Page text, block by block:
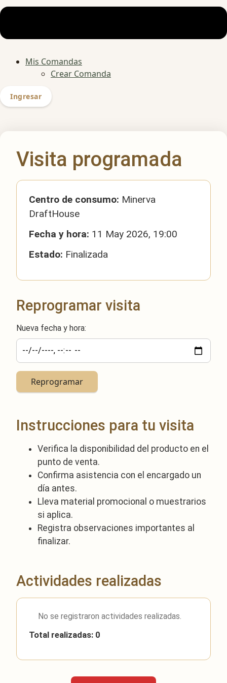
Mis Comandas
Crear Comanda
Ingresar
Visita programada
Centro de consumo: Minerva
DraftHouse
Fecha y hora: 11 May 2026, 19:00
Estado: Finalizada
Reprogramar visita
Nueva fecha y hora:
Reprogramar
Instrucciones para tu visita
Verifica la disponibilidad del producto en el
punto de venta.
Confirma asistencia con el encargado un
día antes.
Lleva material promocional o muestrarios
si aplica.
Registra observaciones importantes al
finalizar.
Actividades realizadas
No se registraron actividades realizadas.
Total realizadas: 0